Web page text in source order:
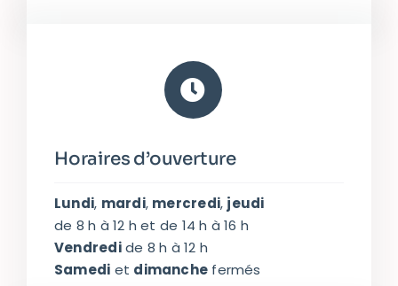
Horaires d’ouverture
Lundi, mardi, mercredi, jeudi
de 8 h à 12 h et de 14 h à 16 h
Vendredide 8 h à 12 h
Samedi et dimanche fermés